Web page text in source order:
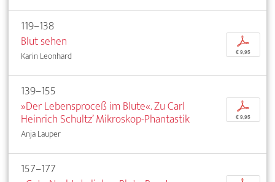
119–138
Blut sehen
Karin Leonhard
p
€ 9,95
139–155
»Der Lebensproceß im Blute«. Zu Carl
Heinrich Schultz’ Mikroskop-Phantastik
Anja Lauper
p
€ 9,95
157–177